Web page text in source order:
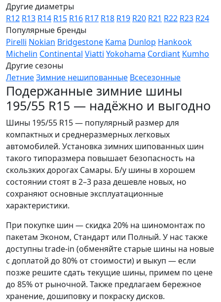
Другие диаметры
R12 R13 R14 R15 R16 R17 R18 R19 R20 R21 R22 R23 R24
Популярные бренды
Pirelli Nokian Bridgestone Kama Dunlop Hankook
Michelin Continental Viatti Yokohama Cordiant Kumho
Другие сезоны
ЛетниеЗимние нешипованные Всесезонные
Подержанные зимние шины
195/55 R15 — надёжно и выгодно
Шины 195/55 R15 — популярный размер для
компактных и среднеразмерных легковых
автомобилей. Установка зимних шипованных шин
такого типоразмера повышает безопасность на
скользких дорогах Самары. Б/у шины в хорошем
состоянии стоят в 2–3 раза дешевле новых, но
сохраняют основные эксплуатационные
характеристики.
При покупке шин — скидка 20% на шиномонтаж по
пакетам Эконом, Стандарт или Полный. У нас также
доступны trade-in (обменяйте старые шины на новые
с доплатой до 80% от стоимости) и выкуп — если
позже решите сдать текущие шины, примем по цене
до 85% от рыночной. Также предлагаем бережное
хранение, дошиповку и покраску дисков.